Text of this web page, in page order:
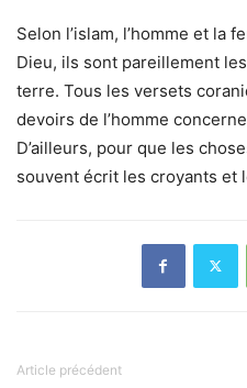
Selon l’islam, l’homme et la
Dieu, ils sont pareillement les
terre. Tous les versets
devoirs de l’homme
D’ailleurs, pour que les
souvent écrit les croyants et
Article précédent